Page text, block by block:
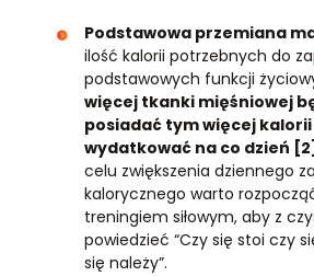
Podstawowa przemiana
ilość kalorii potrzebnych do
podstawowych funkcji
więcej tkanki mięśniowej
posiadać tym więcej
wydatkować na co dzień
celu zwiększenia dziennego
kalorycznego warto
treningiem siłowym, aby z
powiedzieć “Czy się stoi czy
się należy”.